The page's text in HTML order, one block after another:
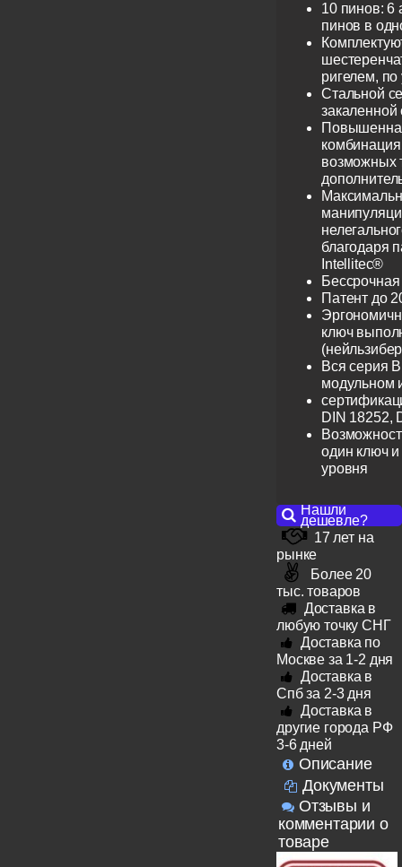
10 пинов: 6
пинов в
ригелем,
Стальной
закаленной
возможных
благодаря
Intellitec®
Патент до
ключ
Вся серия
модульном
DIN 18252,
один ключ и
уровня
Нашли
дешевле?
17 лет на
рынке
Более 20
тыс. товаров
Доставка в
любую точку СНГ
Доставка по
Москве за 1-2 дня
Доставка в
Спб за 2-3 дня
Доставка в
другие города РФ
3-6 дней
Описание
Документы
Отзывы и
комментарии о
товаре